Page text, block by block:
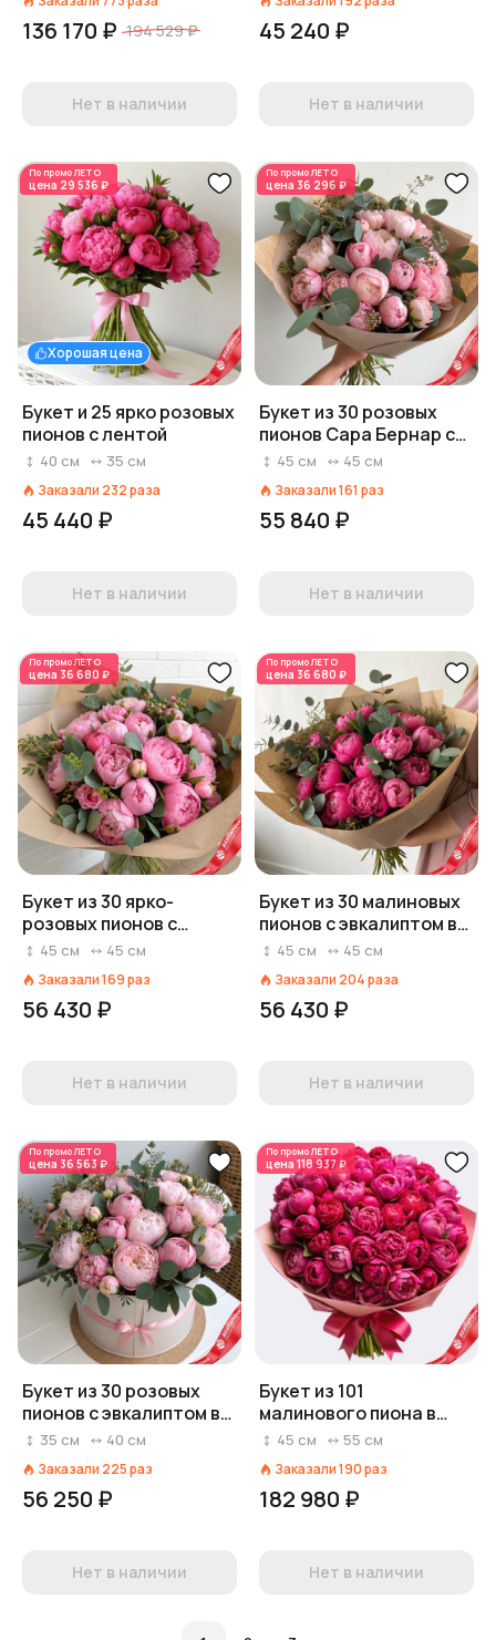
136 170 ₽ 194 529 ₽
Нет в наличии
45 240 ₽
Нет в наличии
По промоЛЕТО
цена 29 536 ₽
Хорошая цена
Букет и 25 ярко розовых
пионов с лентой
40 см 35 см
Заказали 232раза
45 440 ₽
Нет в наличии
По промоЛЕТО
цена 36 296 ₽
Букет из 30 розовых
пионов Сара Бернар с
эвкалиптом в крафте
45 см 45 см
Заказали161 раз
55 840 ₽
Нет в наличии
По промоЛЕТО
цена 36 680 ₽
Букет из 30 ярко-
розовых пионов с
эвкалиптом в крафте
45 см 45 см
Заказали169раз
56 430 ₽
Нет в наличии
По промоЛЕТО
цена 36 680 ₽
Букет из 30 малиновых
пионов с эвкалиптом в
крафте
45 см 45 см
Заказали 204раза
56 430 ₽
Нет в наличии
По промоЛЕТО
цена 36 563 ₽
Букет из 30 розовых
пионов с эвкалиптом в
коробке
35 см 40 см
Заказали 225раз
56 250 ₽
Нет в наличии
По промоЛЕТО
цена 118 937 ₽
Букет из 101
малинового пиона в
крафте
45 см 55 см
Заказали190раз
182 980 ₽
Нет в наличии